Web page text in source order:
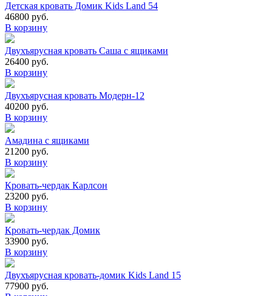
Детская кровать Домик Kids Land 54
46800 руб.
В корзину
Двухъярусная кровать Саша с ящиками
26400 руб.
В корзину
Двухъярусная кровать Модерн-12
40200 руб.
В корзину
Амадина с ящиками
21200 руб.
В корзину
Кровать-чердак Карлсон
23200 руб.
В корзину
Кровать-чердак Домик
33900 руб.
В корзину
Двухъярусная кровать-домик Kids Land 15
77900 руб.